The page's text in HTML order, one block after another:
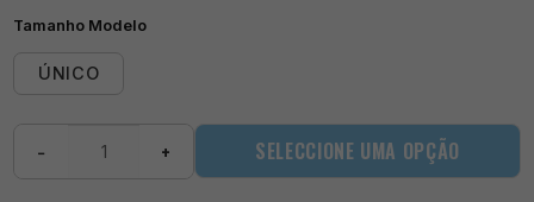
Tamanho Modelo
ÚNICO
− + SELECCIONE UMA OPÇÃO